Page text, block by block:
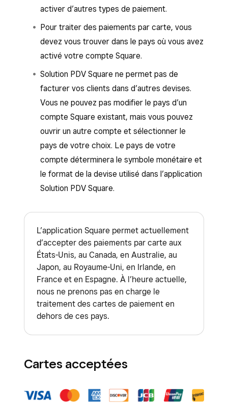
activer d’autres types de paiement.
Pour traiter des paiements par carte, vous
devez vous trouver dans le pays où vous avez
activé votre compte Square.
Solution PDV Square ne permet pas de
facturer vos clients dans d’autres devises.
Vous ne pouvez pas modifier le pays d’un
compte Square existant, mais vous pouvez
ouvrir un autre compte et sélectionner le
pays de votre choix. Le pays de votre
compte déterminera le symbole monétaire et
le format de la devise utilisé dans l’application
Solution PDV Square.
L’application Square permet actuellement
d’accepter des paiements par carte aux
États-Unis, au Canada, en Australie, au
Japon, au Royaume-Uni, en Irlande, en
France et en Espagne. À l’heure actuelle,
nous ne prenons pas en charge le
traitement des cartes de paiement en
dehors de ces pays.
Cartes acceptées